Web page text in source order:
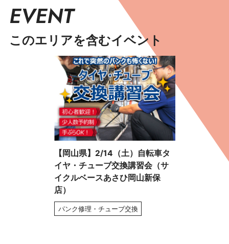
EVENT
このエリアを含むイベント
【岡山県】2/14（土）自転車タ
イヤ・チューブ交換講習会（サ
イクルベースあさひ岡山新保
店）
パンク修理・チューブ交換